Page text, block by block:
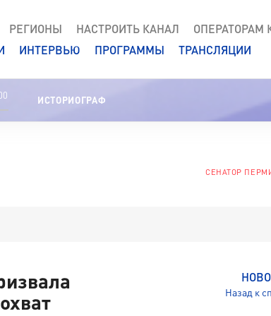
РЕГИОНЫ НАСТРОИТЬ КАНАЛ ОПЕРАТОРАМ
ИНТЕРВЬЮ ПРОГРАММЫ ТРАНСЛЯЦИИ
ИСТОРИОГРАФ
СЕНАТОР
Назад к